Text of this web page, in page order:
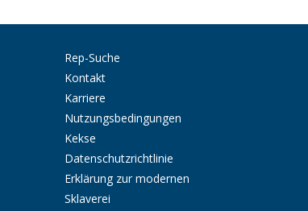
Rep-Suche
Kontakt
Karriere
Nutzungsbedingungen
Kekse
Datenschutzrichtlinie
Erklärung zur modernen
Sklaverei